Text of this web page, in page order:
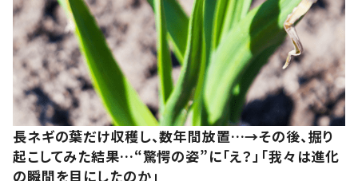
長ネギの葉だけ収穫し、数年間放置…→その後、掘り
起こしてみた結果…“驚愕の姿”に「え？」「我々は進化
の瞬間を目にしたのか」